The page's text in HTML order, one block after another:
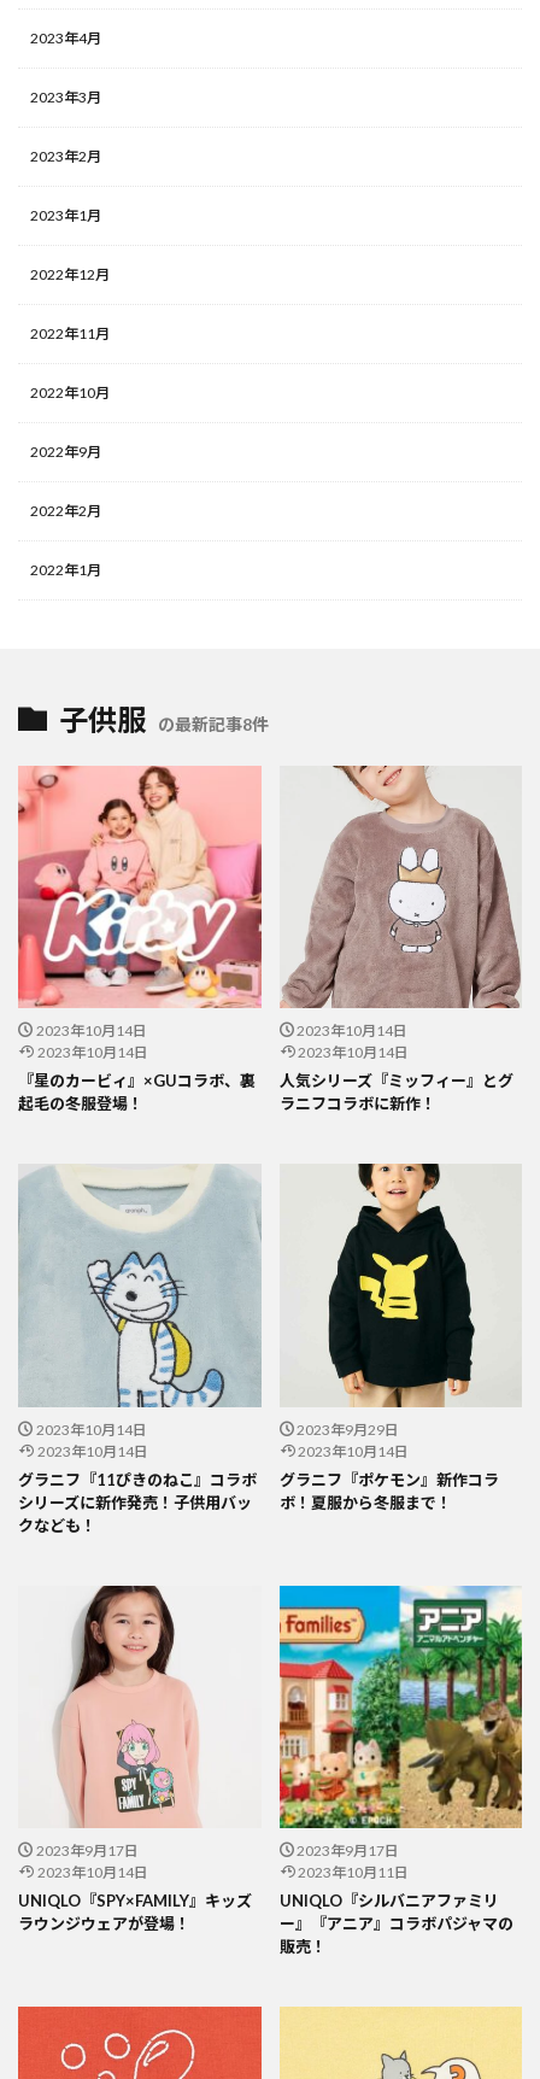
2023年4月
2023年3月
2023年2月
2023年1月
2022年12月
2022年11月
2022年10月
2022年9月
2022年2月
2022年1月
子供服 の最新記事8件
2023年10月14日
2023年10月14日
『星のカービィ』×GUコラボ、裏
起毛の冬服登場！
2023年10月14日
2023年10月14日
人気シリーズ『ミッフィー』とグ
ラニフコラボに新作！
2023年10月14日
2023年10月14日
グラニフ『11ぴきのねこ』コラボ
シリーズに新作発売！子供用バッ
クなども！
2023年9月29日
2023年10月14日
グラニフ『ポケモン』新作コラ
ボ！夏服から冬服まで！
2023年9月17日
2023年10月14日
UNIQLO『SPY×FAMILY』キッズ
ラウンジウェアが登場！
2023年9月17日
2023年10月11日
UNIQLO『シルバニアファミリ
ー』『アニア』コラボパジャマの
販売！